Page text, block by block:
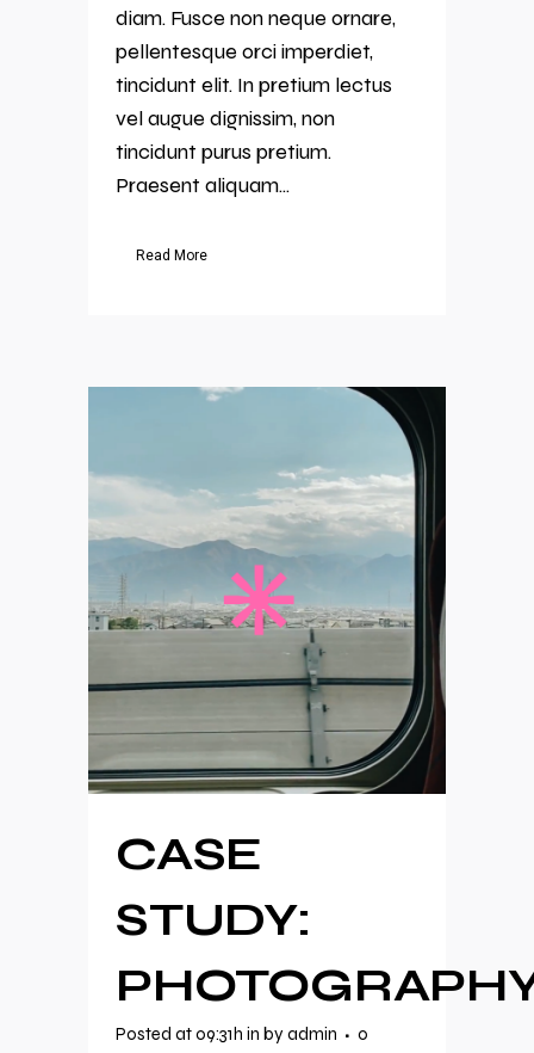
diam. Fusce non neque ornare,
pellentesque orci imperdiet,
tincidunt elit. In pretium lectus
vel augue dignissim, non
tincidunt purus pretium.
Praesent aliquam...
Read More
CASE
STUDY:
Posted at 09:31h in byadmin
0